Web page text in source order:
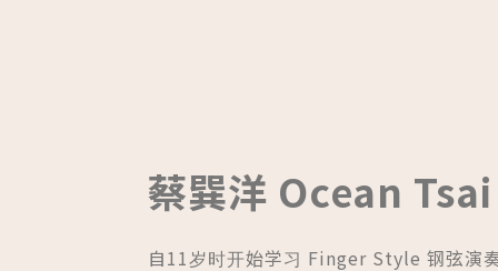
蔡巽洋 Ocean Tsai
自11岁时开始学习 Finger Style 钢弦演